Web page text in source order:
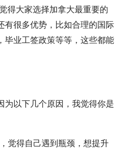
得大家选择加拿大最重要的
有很多优势，比如合理的国际
毕业工签政策等等，这些都能
为以下几个原因，我觉得你是
觉得自己遇到瓶颈，想提升